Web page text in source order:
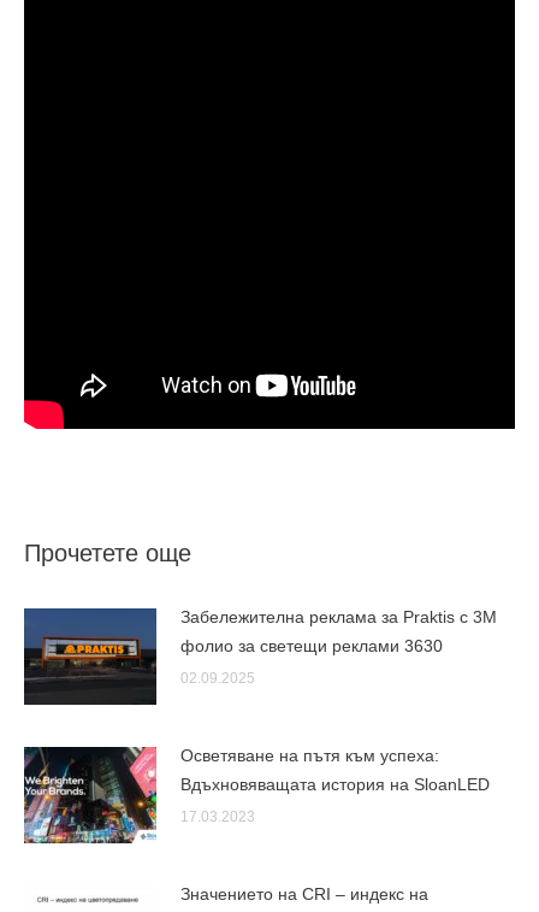
Прочетете още
Забележителна реклама за Praktis с 3М
фолио за светещи реклами 3630
02.09.2025
Осветяване на пътя към успеха:
Вдъхновяващата история на SloanLED
17.03.2023
Значението на CRI – индекс на